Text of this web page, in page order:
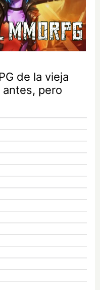
de la vieja
antes, pero